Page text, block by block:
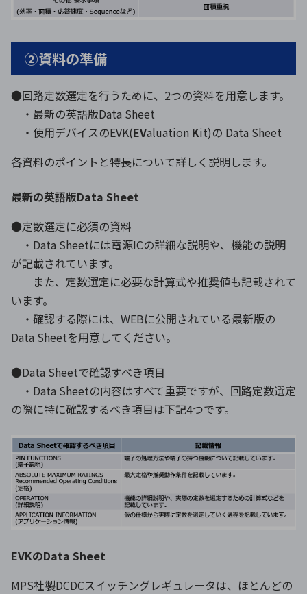
②資料の準備
●回路定数選定を行うために、2つの資料を用意します。
・最新の英語版Data Sheet
・使用デバイスのEVK(EValuation Kit)の Data Sheet
各資料のポイントと特長について詳しく説明します。
最新の英語版Data Sheet
●定数選定に必須の資料
・Data Sheetには電源ICの詳細な説明や、機能の説明
が記載されています。
また、定数選定に必要な計算式や推奨値も記載されて
います。
・確認する際には、WEBに公開されている最新版の
Data Sheetを用意してください。
●Data Sheetで確認すべき項目
・Data Sheetの内容はすべて重要ですが、回路定数選定
の際に特に確認するべき項目は下記4つです。
EVKのData Sheet
MPS社製DCDCスイッチングレギュレータは、ほとんどの